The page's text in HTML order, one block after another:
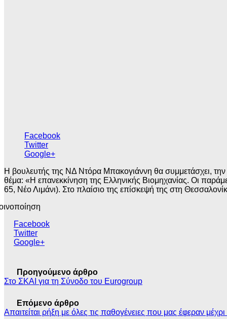
Facebook
Twitter
Google+
Η βουλευτής της ΝΔ Ντόρα Μπακογιάννη θα συμμετάσχει,
θέμα: «Η επανεκκίνηση της Ελληνικής Βιομηχανίας. Οι
65, Νέο Λιμάνι). Στο πλαίσιο της επίσκεψή της στη
Facebook
Twitter
Google+
Προηγούμενο άρθρο
Στο ΣΚΑΙ για τη Σύνοδο του Eurogroup
Επόμενο άρθρο
Απαιτείται ρήξη με όλες τις παθογένειες που μας έφεραν